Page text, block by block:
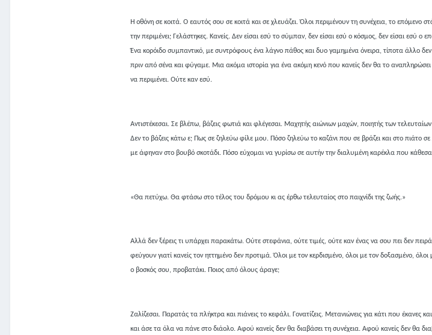
Η οθόνη σε κοιτά. Ο εαυτός σου σε κοιτά και σε χλευάζει. Όλοι περιμένουν τη συνέχεια, το επόμενο
την περιμένει; Γελάστηκες. Κανείς. Δεν είσαι εσύ το σύμπαν, δεν είσαι εσύ ο κόσμος, δεν είσαι εσύ
Ένα κορόιδο συμπαντικό, με συντρόφους ένα λάγνο πάθος και δυο γαμημένα όνειρα, τίποτα άλλο
πριν από σένα και φύγαμε. Μια ακόμα ιστορία για ένα ακόμη κενό που κανείς δεν θα το
να περιμένει. Ούτε καν εσύ.
Αντιστέκεσαι. Σε βλέπω, βάζεις φωτιά και φλέγεσαι. Μαχητής αιώνιων μαχών, ποιητής των
Δεν το βάζεις κάτω ε; Πως σε ζηλεύω φίλε μου. Πόσο ζηλεύω το καζάνι που σε βράζει και στο πιάτο
με άφηναν στο βουβό σκοτάδι. Πόσο εύχομαι να γυρίσω σε αυτήν την διαλυμένη καρέκλα που
«Θα πετύχω. Θα φτάσω στο τέλος του δρόμου κι ας έρθω τελευταίος στο παιχνίδι της ζωής.»
Αλλά δεν ξέρεις τι υπάρχει παρακάτω. Ούτε στεφάνια, ούτε τιμές, ούτε καν ένας να σου πει δεν
φεύγουν γιατί κανείς τον ηττημένο δεν προτιμά. Όλοι με τον κερδισμένο, όλοι με τον δοξασμένο,
ο βοσκός σου, προβατάκι. Ποιος από όλους άραγε;
Ζαλίζεσαι. Παρατάς τα πλήκτρα και πιάνεις το κεφάλι. Γονατίζεις. Μετανιώνεις για κάτι που έκανες
και άσε τα όλα να πάνε στο διάολο. Αφού κανείς δεν θα διαβάσει τη συνέχεια. Αφού κανείς δεν θα